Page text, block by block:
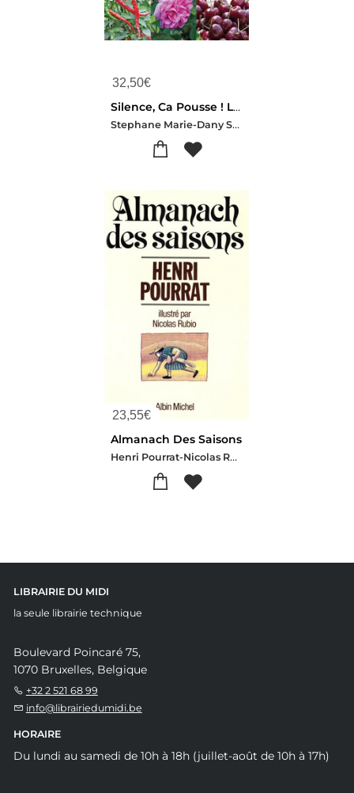
32,50€
Silence, Ca Pousse ! Le Jardin Et Le Potager De Stephane Marie
Stephane Marie-Dany Sautot
23,55€
Almanach Des Saisons
Henri Pourrat-Nicolas Rubio
LIBRAIRIE DU MIDI
la seule librairie technique
Boulevard Poincaré 75,
1070 Bruxelles, Belgique
+32 2 521 68 99
info@librairiedumidi.be
HORAIRE
Du lundi au samedi de 10h à 18h (juillet-août de 10h à 17h)